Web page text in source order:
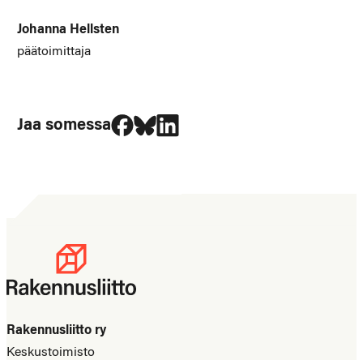
Johanna Hellsten
päätoimittaja
Jaa somessa
Jaa Facebookissa
Jaa Blueskyssa
Jaa LinkedIn:ssä
Rakennusliitto ry
Keskustoimisto